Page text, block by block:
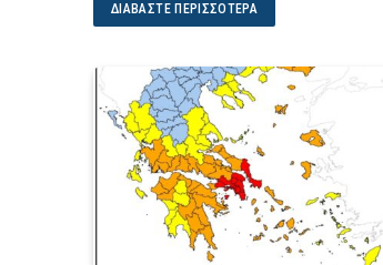
ΔΙΑΒΆΣΤΕ ΠΕΡΙΣΣΌΤΕΡΑ